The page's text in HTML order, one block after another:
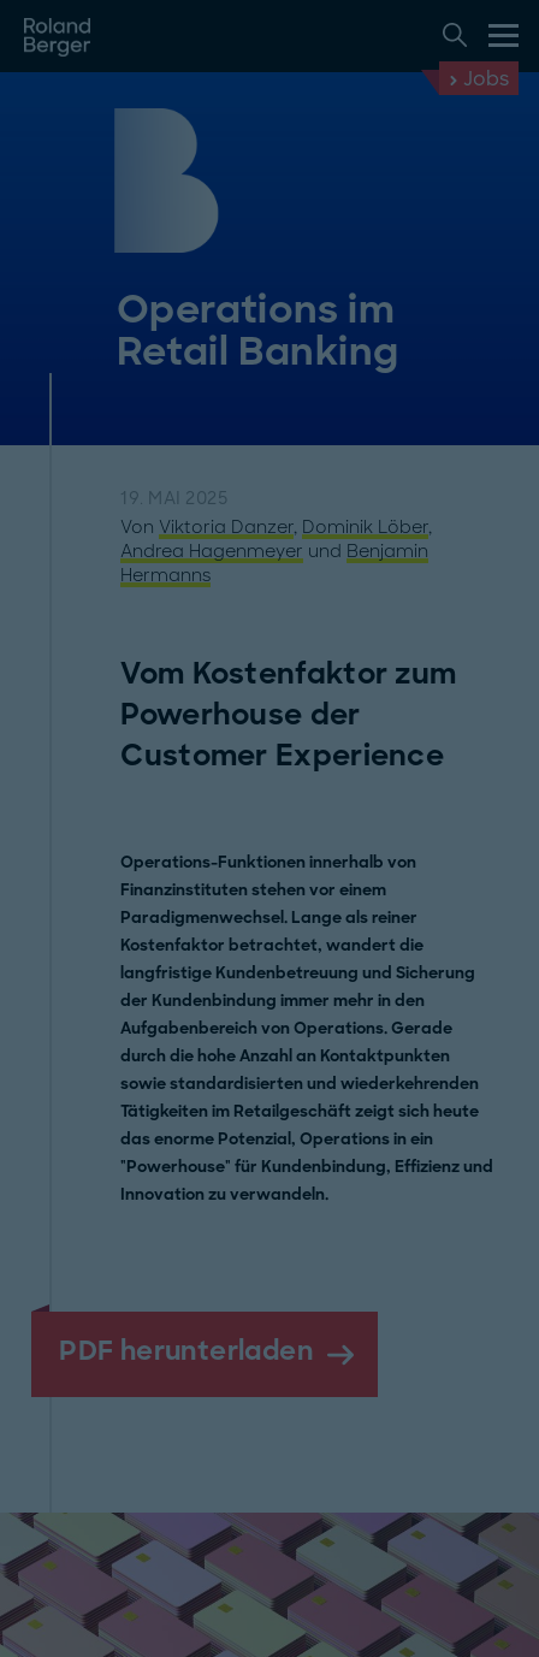
Jobs
Operations im
Retail Banking
19. MAI 2025
Von Viktoria Danzer, Dominik Löber,
Andrea Hagenmeyer und Benjamin
Hermanns
Vom Kostenfaktor zum
Powerhouse der
Customer Experience
Operations-Funktionen innerhalb von
Finanzinstituten stehen vor einem
Paradigmenwechsel. Lange als reiner
Kostenfaktor betrachtet, wandert die
langfristige Kundenbetreuung und Sicherung
der Kundenbindung immer mehr in den
Aufgabenbereich von Operations. Gerade
durch die hohe Anzahl an Kontaktpunkten
sowie standardisierten und wiederkehrenden
Tätigkeiten im Retailgeschäft zeigt sich heute
das enorme Potenzial, Operations in ein
"Powerhouse" für Kundenbindung, Effizienz und
Innovation zu verwandeln.
PDF herunterladen